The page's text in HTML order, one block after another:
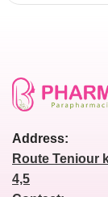
Address:
Route Teniour
4,5